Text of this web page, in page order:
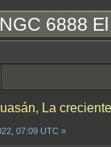
NGC 6888
La
07:09 UTC »